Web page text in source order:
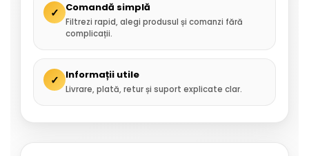
✓ Comandă simplă
Filtrezi rapid, alegi produsul și comanzi fără
complicații.
✓ Informații utile
Livrare, plată, retur și suport explicate clar.